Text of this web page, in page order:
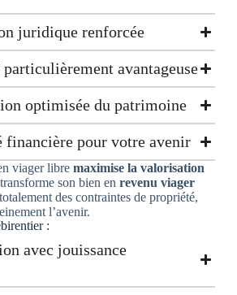
juridique renforcée
avantageuse
optimisée du patrimoine
pour votre avenir
viager libre maximise la valorisation
son bien en revenu viager
des contraintes de propriété,
l’avenir.
:
avec jouissance